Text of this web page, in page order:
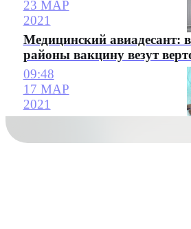
23 МАР
2021
Медицинский авиадесант:
районы вакцину везут
09:48
17 МАР
2021